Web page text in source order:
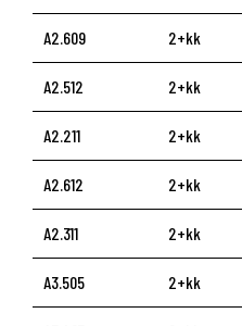
A2.609 2+kk
A2.512 2+kk
A2.211 2+kk
A2.612 2+kk
A2.311 2+kk
A3.505 2+kk